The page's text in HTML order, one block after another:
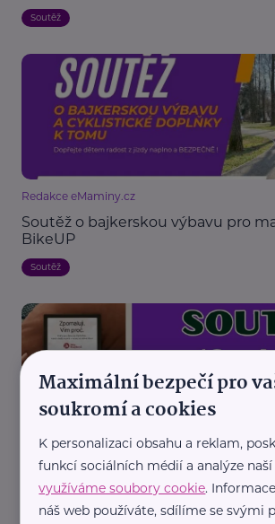
Soutěž
Redakce eMaminy.cz
Soutěž o bajkerskou výbavu pro
BikeUP
Soutěž
Redakce eMaminy.cz
Ukončení soutěže o inspirativní e-
„Zpomaluji. Vím proč.“
Soutěž
Maximální bezpečí pro
soukromí a cookies
K personalizaci obsahu a reklam,
funkcí sociálních médií a analýze
využíváme soubory cookie.
náš web používáte, sdílíme se svými